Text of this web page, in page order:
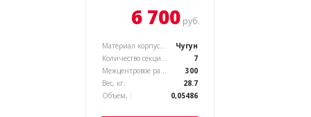
6 700 руб.
Материал корпуса, :
Чугун
Количество секций, :
7
Межцентровое расстояние, :
300
Вес, кг:
28.7
Объем, :
0,05486